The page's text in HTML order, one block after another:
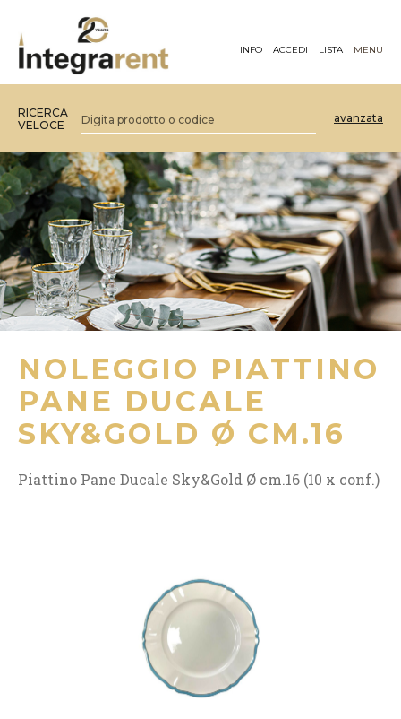
INFO ACCEDI LISTA MENU
RICERCA
VELOCE
avanzata
NOLEGGIO PIATTINO
PANE DUCALE
SKY&GOLD Ø CM.16
Piattino Pane Ducale Sky&Gold Ø cm.16 (10 x conf.)